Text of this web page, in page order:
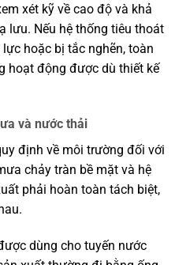
xét kỹ về cao độ và khả
lưu. Nếu hệ thống tiêu thoát
hoặc bị tắc nghẽn, toàn
hoạt động được dù thiết kế
và nước thải
định về môi trường đối với
chảy tràn bề mặt và hệ
phải hoàn toàn tách biệt,
dùng cho tuyến nước